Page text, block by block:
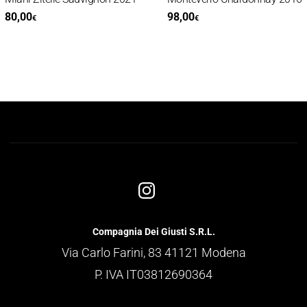
€
98,00€
Compagnia Dei Giusti S.R.L.
Via Carlo Farini, 83 41121 Modena
P. IVA IT03812690364